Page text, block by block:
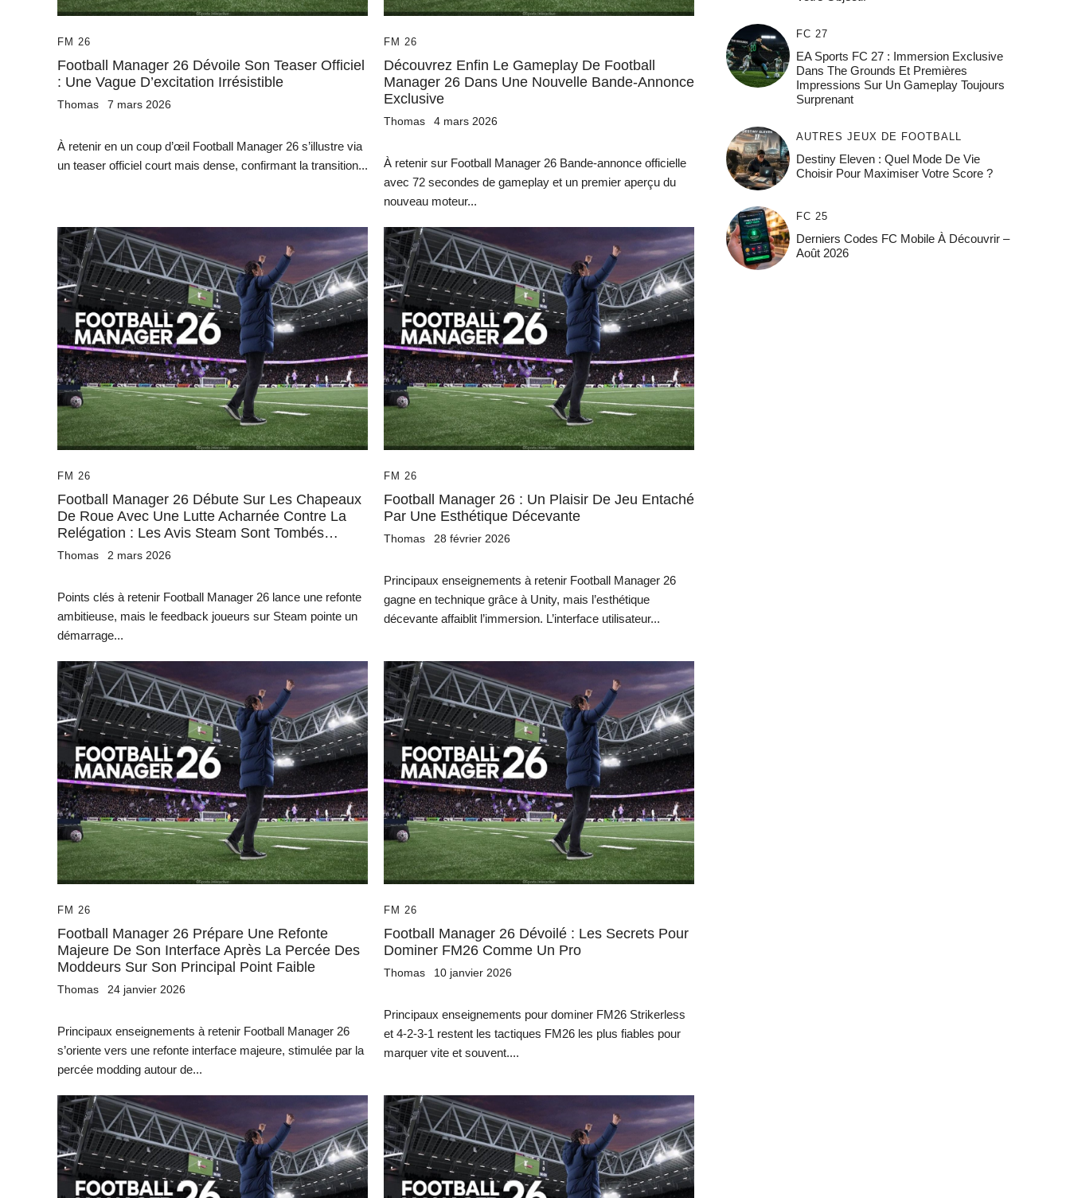
FM 26
Football Manager 26 Dévoile Son Teaser Officiel
: Une Vague D’excitation Irrésistible
Thomas 7 mars 2026
À retenir en un coup d’œil Football Manager 26 s’illustre via
un teaser officiel court mais dense, confirmant la transition...
FM 26
Découvrez Enfin Le Gameplay De Football
Manager 26 Dans Une Nouvelle Bande-Annonce
Exclusive
Thomas 4 mars 2026
À retenir sur Football Manager 26 Bande-annonce officielle
avec 72 secondes de gameplay et un premier aperçu du
nouveau moteur...
FM 26
Football Manager 26 Débute Sur Les Chapeaux
De Roue Avec Une Lutte Acharnée Contre La
Relégation : Les Avis Steam Sont Tombés…
Thomas 2 mars 2026
Points clés à retenir Football Manager 26 lance une refonte
ambitieuse, mais le feedback joueurs sur Steam pointe un
démarrage...
FM 26
Football Manager 26 : Un Plaisir De Jeu Entaché
Par Une Esthétique Décevante
Thomas 28 février 2026
Principaux enseignements à retenir Football Manager 26
gagne en technique grâce à Unity, mais l’esthétique
décevante affaiblit l’immersion. L’interface utilisateur...
FM 26
Football Manager 26 Prépare Une Refonte
Majeure De Son Interface Après La Percée Des
Moddeurs Sur Son Principal Point Faible
Thomas 24 janvier 2026
Principaux enseignements à retenir Football Manager 26
s’oriente vers une refonte interface majeure, stimulée par la
percée modding autour de...
FM 26
Football Manager 26 Dévoilé : Les Secrets Pour
Dominer FM26 Comme Un Pro
Thomas 10 janvier 2026
Principaux enseignements pour dominer FM26 Strikerless
et 4-2-3-1 restent les tactiques FM26 les plus fiables pour
marquer vite et souvent....
FC 27
EA Sports FC 27 : Immersion Exclusive
Dans The Grounds Et Premières
Impressions Sur Un Gameplay Toujours
Surprenant
AUTRES JEUX DE FOOTBALL
Destiny Eleven : Quel Mode De Vie
Choisir Pour Maximiser Votre Score ?
FC 25
Derniers Codes FC Mobile À Découvrir –
Août 2026